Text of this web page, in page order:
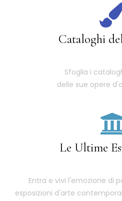
Cataloghi
Sfoglia i
delle sue opere
Le Ultime
Entra e vivi l'emozione di
esposizioni d'arte